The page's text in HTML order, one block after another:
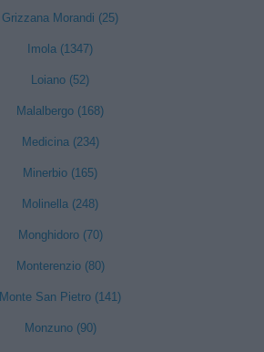
Grizzana Morandi (25)
Imola (1347)
Loiano (52)
Malalbergo (168)
Medicina (234)
Minerbio (165)
Molinella (248)
Monghidoro (70)
Monterenzio (80)
Monte San Pietro (141)
Monzuno (90)